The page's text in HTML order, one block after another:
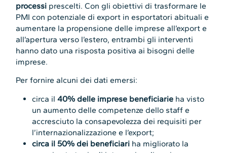
processi prescelti. Con gli obiettivi di trasformare le
PMI con potenziale di export in esportatori abituali e
aumentare la propensione delle imprese all’export e
all’apertura verso l’estero, entrambi gli interventi
hanno dato una risposta positiva ai bisogni delle
imprese.
Per fornire alcuni dei dati emersi:
circa il40% delle imprese beneficiarie ha visto
un aumento delle competenze dello staff e
accresciuto la consapevolezza dei requisiti per
l’internazionalizzazione e l’export;
circa il 50% dei beneficiari ha migliorato la